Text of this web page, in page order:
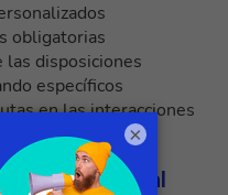
obligatorias
las disposiciones
específicos
en las interacciones
omnicanal
×